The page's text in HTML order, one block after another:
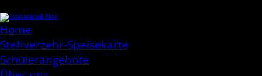
content
Home
Stehverzehr-Speisekarte
Schülerangebote